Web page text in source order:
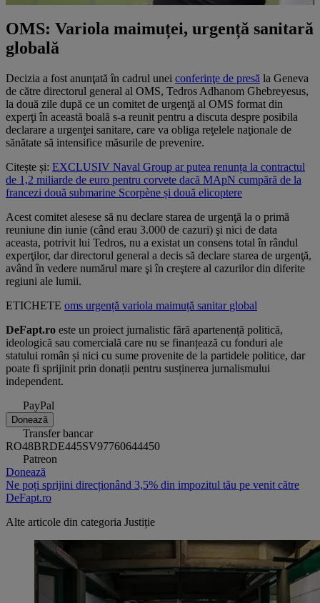
OMS: Variola maimuței, urgență sanitară
globală
Decizia a fost anunţată în cadrul unei conferinţe de presă la Geneva
de către directorul general al OMS, Tedros Adhanom Ghebreyesus,
la două zile după ce un comitet de urgenţă al OMS format din
experţi în această boală s-a reunit pentru a discuta despre posibila
declarare a urgenţei sanitare, care va obliga reţelele naţionale de
sănătate să intensifice măsurile de prevenire.
Citește și: EXCLUSIV Naval Group ar putea renunța la contractul
de 1,2 miliarde de euro pentru corvete dacă MApN cumpără de la
francezi două submarine Scorpène și două elicoptere
Acest comitet alesese să nu declare starea de urgenţă la o primă
reuniune din iunie (când erau 3.000 de cazuri) şi nici de data
aceasta, potrivit lui Tedros, nu a existat un consens total în rândul
experţilor, dar directorul general a decis să declare starea de urgenţă,
având în vedere numărul mare şi în creştere al cazurilor din diferite
regiuni ale lumii.
ETICHETE oms urgență variola maimuță sanitar global
DeFapt.ro este un proiect jurnalistic fără apartenență politică,
ideologică sau comercială care nu se finanțează cu fonduri ale
statului român și nici cu sume provenite de la partidele politice, dar
poate fi sprijinit prin donații pentru susținerea jurnalismului
independent.
PayPal
Donează
Transfer bancar
RO48BRDE445SV97760644450
Patreon
Donează
Ne poți sprijini direcționând 3,5% din impozitul tău pe venit către
DeFapt.ro
Alte articole din categoria Justiție